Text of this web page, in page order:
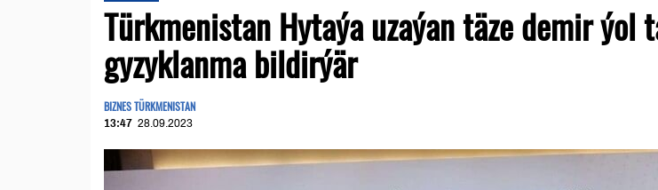
Türkmenistan Hytaýa uzaýan täze demir ýol
gyzyklanma bildirýär
BIZNES TÜRKMENISTAN
13:47 28.09.2023